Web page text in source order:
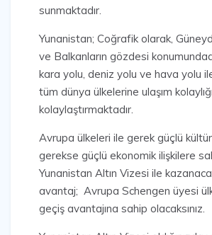
sunmaktadır.
Yunanistan; Coğrafik olarak,
ve Balkanların gözdesi
kara yolu, deniz yolu ve hava yolu
tüm dünya ülkelerine ulaşım kolaylığı
kolaylaştırmaktadır.
Avrupa ülkeleri ile gerek güçlü
gerekse güçlü ekonomik ilişkilere
Yunanistan Altın Vizesi ile
avantaj; Avrupa Schengen üyesi
geçiş avantajına sahip olacaksınız.